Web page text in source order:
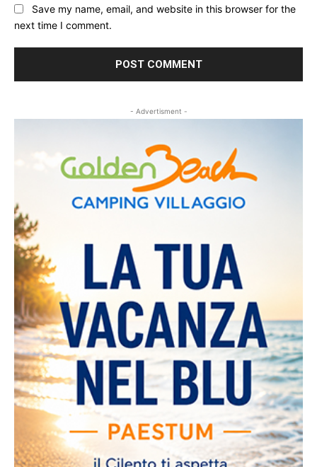
Save my name, email, and website in this browser for the
next time I comment.
- Advertisment -